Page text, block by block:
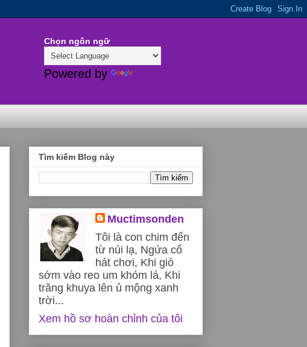
Chọn ngôn ngữ
Powered by
Tìm kiếm Blog này
Muctimsonden
Tôi là con chim đến
từ núi lạ, Ngứa cổ
hát chơi, Khi gió
sớm vào reo um khóm lá, Khi
trăng khuya lên ủ mộng xanh
trời...
Xem hồ sơ hoàn chỉnh của tôi